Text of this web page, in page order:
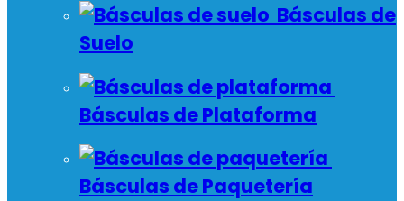
Básculas de
Suelo
Básculas de Plataforma
Básculas de Paquetería